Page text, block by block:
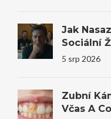
Jak
Sociální
5 srp 2026
Zubní
Včas A